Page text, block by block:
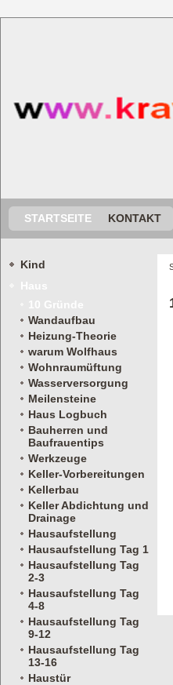
STARTSEITE KONTAKT
Kind
Wandaufbau
Heizung-Theorie
warum Wolfhaus
Wohnraumüftung
Wasserversorgung
Meilensteine
Haus Logbuch
Bauherren und
Baufrauentips
Werkzeuge
Keller-Vorbereitungen
Kellerbau
Keller Abdichtung und
Drainage
Hausaufstellung
Hausaufstellung Tag 1
Hausaufstellung Tag
2-3
Hausaufstellung Tag
4-8
Hausaufstellung Tag
9-12
Hausaufstellung Tag
13-16
Haustür